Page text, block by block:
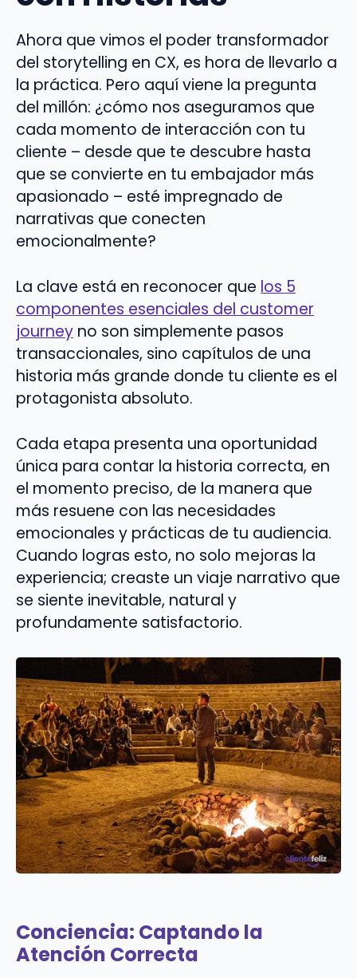
Ahora que vimos el poder transformador
del storytelling en CX, es hora de llevarlo a
la práctica. Pero aquí viene la pregunta
del millón: ¿cómo nos aseguramos que
cada momento de interacción con tu
cliente – desde que te descubre hasta
que se convierte en tu embajador más
apasionado – esté impregnado de
narrativas que conecten
emocionalmente?
La clave está en reconocer que los 5
componentes esenciales del customer
journey no son simplemente pasos
transaccionales, sino capítulos de una
historia más grande donde tu cliente es el
protagonista absoluto.
Cada etapa presenta una oportunidad
única para contar la historia correcta, en
el momento preciso, de la manera que
más resuene con las necesidades
emocionales y prácticas de tu audiencia.
Cuando logras esto, no solo mejoras la
experiencia; creaste un viaje narrativo que
se siente inevitable, natural y
profundamente satisfactorio.
Conciencia: Captando la
Atención Correcta